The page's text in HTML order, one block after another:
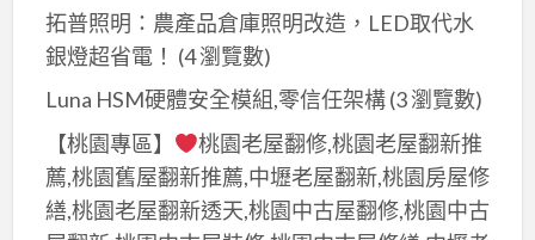
拓普照明：農產品倉庫照明改造，LED取代水
銀燈超省電！ (4 瀏覽數)
Luna HSM硬體安全模組,零信任架構(3 瀏覽數)
【桃園專區】
桃園老屋翻修,桃園老屋翻新推
薦,桃園舊屋翻新推薦,中壢老屋翻新,桃園房屋修
繕,桃園老屋翻新透天,桃園中古屋翻修,桃園中古